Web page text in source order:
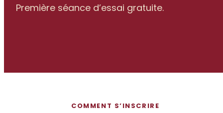
Première séance d’essai gratuite.
COMMENT S’INSCRIRE